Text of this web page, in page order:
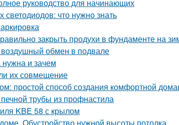
руководство для начинающих
светодиодов: что нужно знать
закрыть продухи в фундаменте на
воздушный обмен в подвале
нужна и зачем
их совмещение
простой способ создания комфортной
трубы из профнастила
KBE 58 с крылом